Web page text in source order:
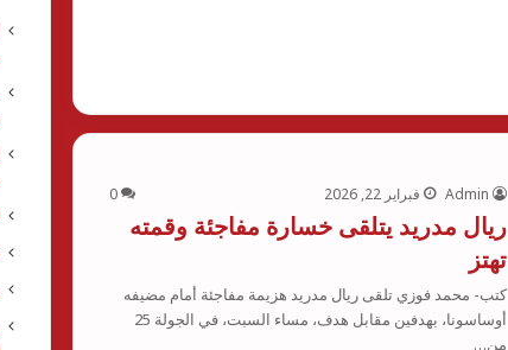
Admin فبراير 22, 2026 0
ريال مدريد يتلقى خسارة مفاجئة وقمته
تهتز
كتب- محمد فوزي تلقى ريال مدريد هزيمة مفاجئة أمام مضيفه
أوساسونا، بهدفين مقابل هدف، مساء السبت، في الجولة 25
من…